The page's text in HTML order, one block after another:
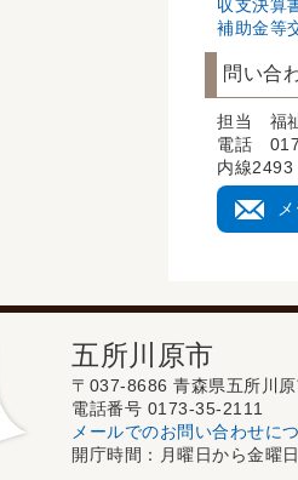
収支決算
補助金等
問い合
担当 福
電話
内線2493
五所川原市
〒037-8686 青森県五所川
電話番号 0173-35-2111
メールでのお問い合わせに
開庁時間：月曜日から金曜